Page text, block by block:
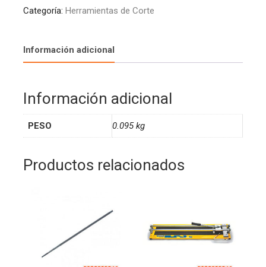
Categoría: Herramientas de Corte
Información adicional
Información adicional
PESO 0.095 kg
Productos relacionados